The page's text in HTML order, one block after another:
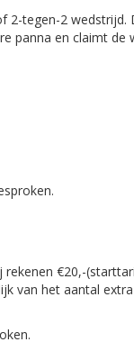
2-tegen-2 wedstrijd.
panna en claimt
€20,-
van het aantal